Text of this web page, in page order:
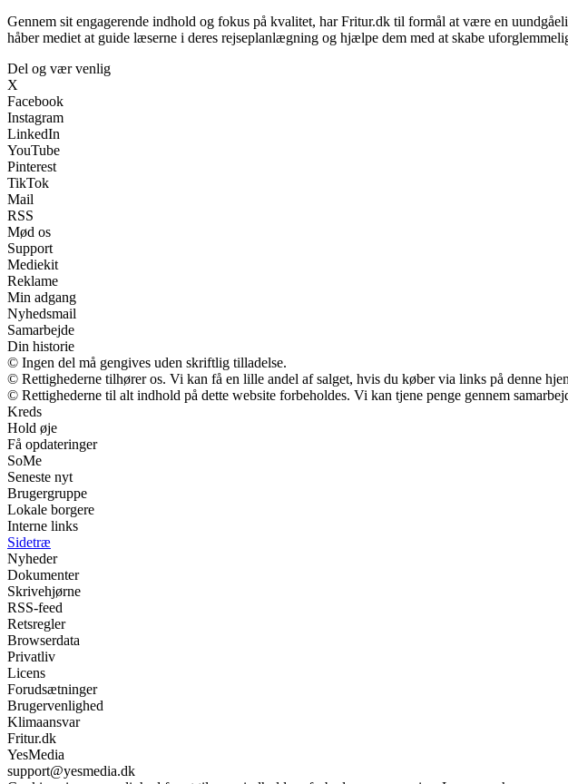
Gennem sit engagerende indhold og fokus på kvalitet, har Fritur.dk til formål at være en
håber mediet at guide læserne i deres rejseplanlægning og hjælpe dem med at skabe
Del og vær venlig
X
Facebook
Instagram
LinkedIn
YouTube
Pinterest
TikTok
Mail
RSS
Mød os
Support
Mediekit
Reklame
Min adgang
Nyhedsmail
Samarbejde
Din historie
© Ingen del må gengives uden skriftlig tilladelse.
© Rettighederne tilhører os. Vi kan få en lille andel af salget, hvis du køber via links på denne
© Rettighederne til alt indhold på dette website forbeholdes. Vi kan tjene penge gennem
Kreds
Hold øje
Få opdateringer
SoMe
Seneste nyt
Brugergruppe
Lokale borgere
Interne links
Sidetræ
Nyheder
Dokumenter
Skrivehjørne
RSS-feed
Retsregler
Browserdata
Privatliv
Licens
Forudsætninger
Brugervenlighed
Klimaansvar
Fritur.dk
YesMedia
support@yesmedia.dk